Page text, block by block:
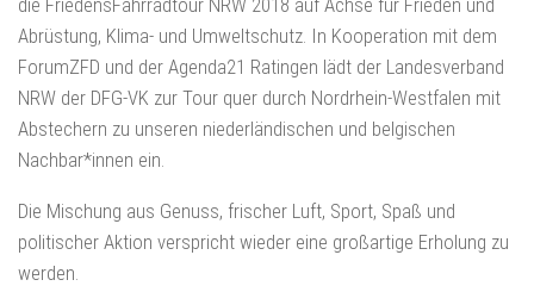
die FriedensFahrradtour NRW 2018 auf Achse für Frieden und
Abrüstung, Klima- und Umweltschutz. In Kooperation mit dem
ForumZFD und der Agenda21 Ratingen lädt der Landesverband
NRW der DFG-VK zur Tour quer durch Nordrhein-Westfalen mit
Abstechern zu unseren niederländischen und belgischen
Nachbar*innen ein.
Die Mischung aus Genuss, frischer Luft, Sport, Spaß und
politischer Aktion verspricht wieder eine großartige Erholung zu
werden.